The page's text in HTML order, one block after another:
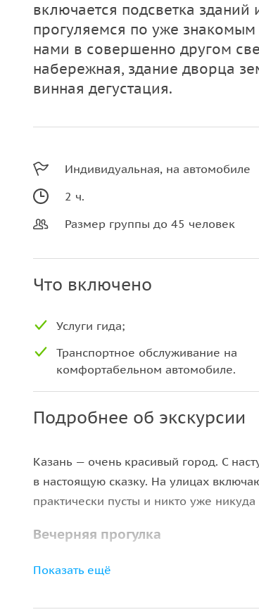
включается подсветка
прогуляемся по уже знакомым
нами в совершенно другом
набережная, здание дворца
винная дегустация.
Индивидуальная, на автомобиле
2 ч.
Размер группы до 45 человек
Что включено
Услуги гида;
Транспортное обслуживание на
комфортабельном автомобиле.
Подробнее об экскурсии
Казань — очень красивый город. С
в настоящую сказку. На улицах
практически пусты и никто уже никуда
Вечерняя прогулка
Мы пройдем по уже известным улицам,
земледельцев…
Показать ещё